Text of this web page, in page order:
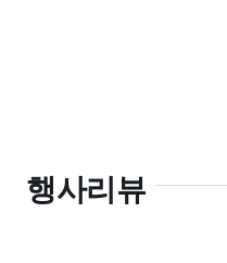
행사리뷰